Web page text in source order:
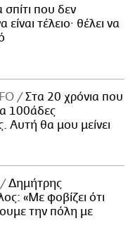
σπίτι που δεν
είναι τέλειο· θέλει να
Στα 20 χρόνια που
100άδες
Αυτή θα μου μείνει
Δημήτρης
«Με φοβίζει ότι
την πόλη με